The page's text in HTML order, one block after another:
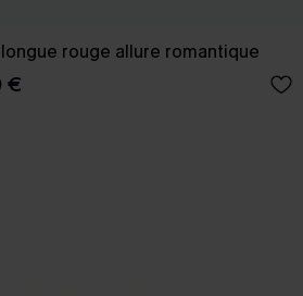
rouge allure romantique
€